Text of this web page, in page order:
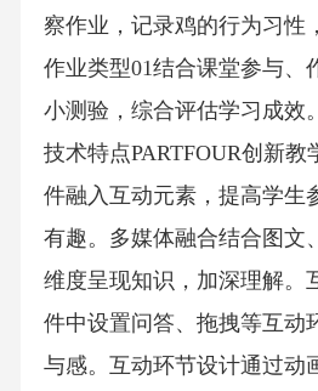
察作业，记录鸡的行为习性
作业类型01结合课堂参与、
小测验，综合评估学习成效
技术特点PARTFOUR创新
件融入互动元素，提高学生
有趣。多媒体融合结合图文
维度呈现知识，加深理解。
件中设置问答、拖拽等互动
与感。互动环节设计通过动